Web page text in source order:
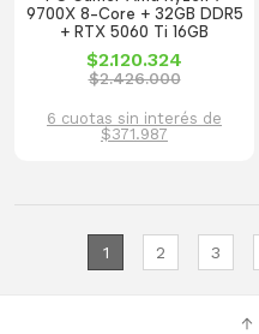
9700X 8-Core + 32GB DDR5
+ RTX 5060 Ti 16GB
$2.120.324
$2.426.000
6 cuotas sin interés de
$371.987
1 2 3